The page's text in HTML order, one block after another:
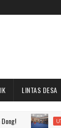
LINTAS DESA
UTAMA